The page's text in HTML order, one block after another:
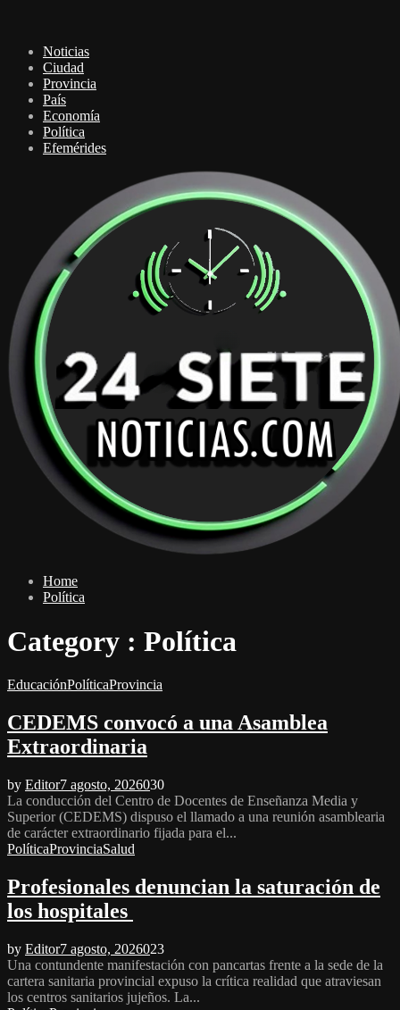
Noticias
Ciudad
Provincia
País
Economía
Política
Efemérides
Home
Política
Category : Política
EducaciónPolíticaProvincia
CEDEMS convocó a una Asamblea
Extraordinaria
by Editor7 agosto, 2026030
La conducción del Centro de Docentes de Enseñanza Media y
Superior (CEDEMS) dispuso el llamado a una reunión asamblearia
de carácter extraordinario fijada para el...
PolíticaProvinciaSalud
Profesionales denuncian la saturación de
los hospitales
by Editor7 agosto, 2026023
Una contundente manifestación con pancartas frente a la sede de la
cartera sanitaria provincial expuso la crítica realidad que atraviesan
los centros sanitarios jujeños. La...